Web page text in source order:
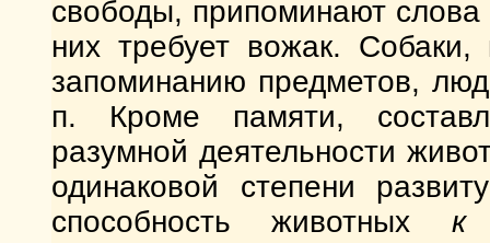
свободы, припоминают
них требует вожак.
запоминанию предметов,
п. Кроме памяти,
разумной деятельности
одинаковой степени
способность животных к